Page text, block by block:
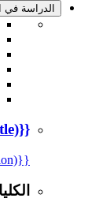
الدراسة في
{{mmc.getCurrentTranslation(item.Title)}}
{{mmc.getCurrentTranslation(item.Description)}}